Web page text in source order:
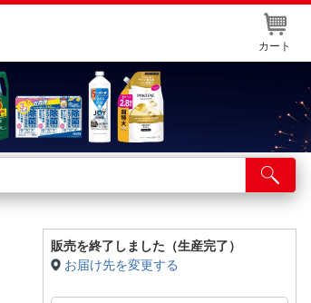
カート
販売を終了しました（生産完了）
お届け先を変更する